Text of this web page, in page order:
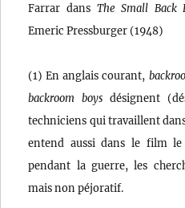
Farrar dans The Small Back
Emeric Pressburger (1948)
(1) En anglais courant,
backroom boys désignent
techniciens qui travaillent
entend aussi dans le film
pendant la guerre, les
mais non péjoratif.